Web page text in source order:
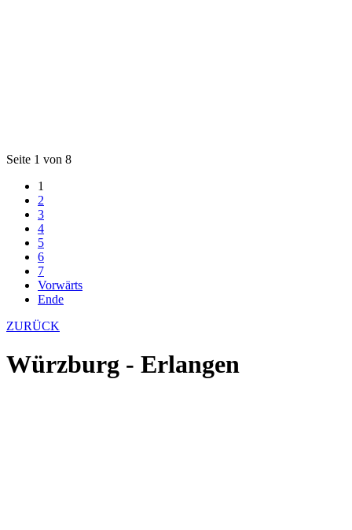
Seite 1 von 8
1
2
3
4
5
6
7
Vorwärts
Ende
ZURÜCK
Würzburg - Erlangen